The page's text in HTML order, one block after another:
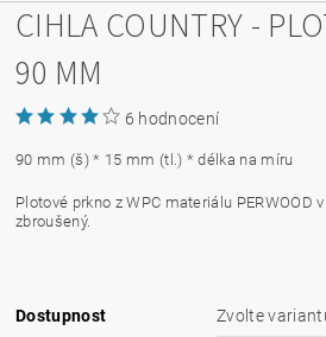
CIHLA COUNTRY - PLOTOVKA WPC
90 MM
6 hodnocení
90 mm (š) * 15 mm (tl.) * délka na míru
Plotové prkno z WPC materiálu PERWOOD
zbroušený.
Dostupnost
Zvolte